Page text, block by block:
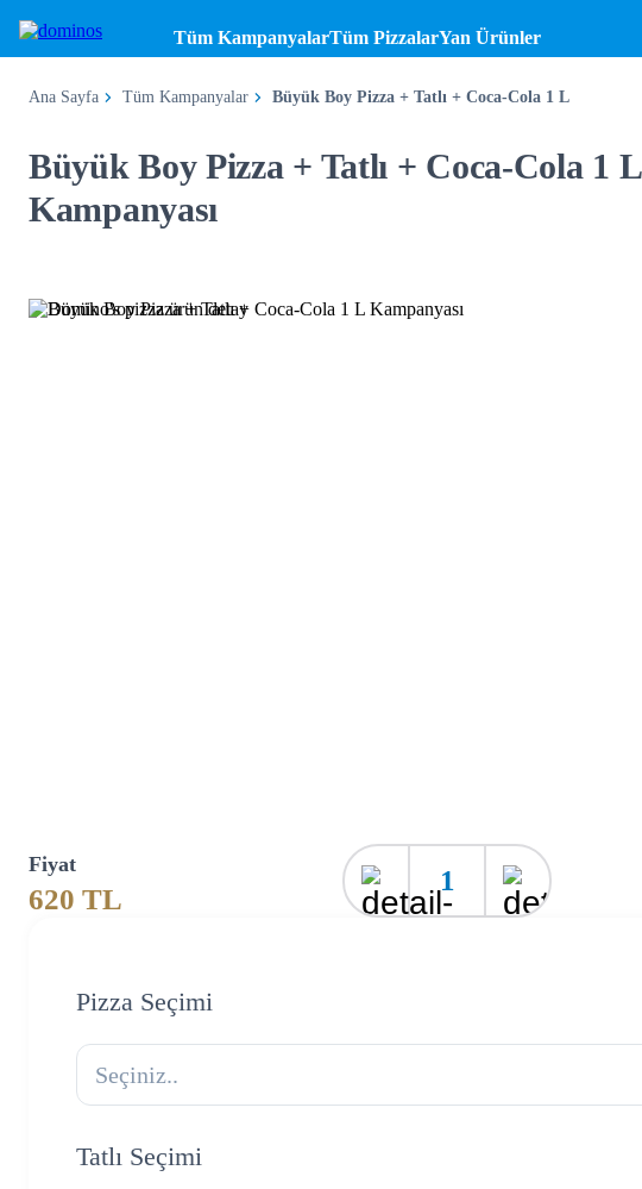
Tüm KampanyalarTüm PizzalarYan Ürünler
Ana Sayfa Tüm Kampanyalar Büyük Boy Pizza + Tatlı + Coca-Cola 1 L
Büyük Boy Pizza + Tatlı + Coca-Cola 1 L
Kampanyası
Fiyat
620 TL
1
Pizza Seçimi
Seçiniz..
Tatlı Seçimi